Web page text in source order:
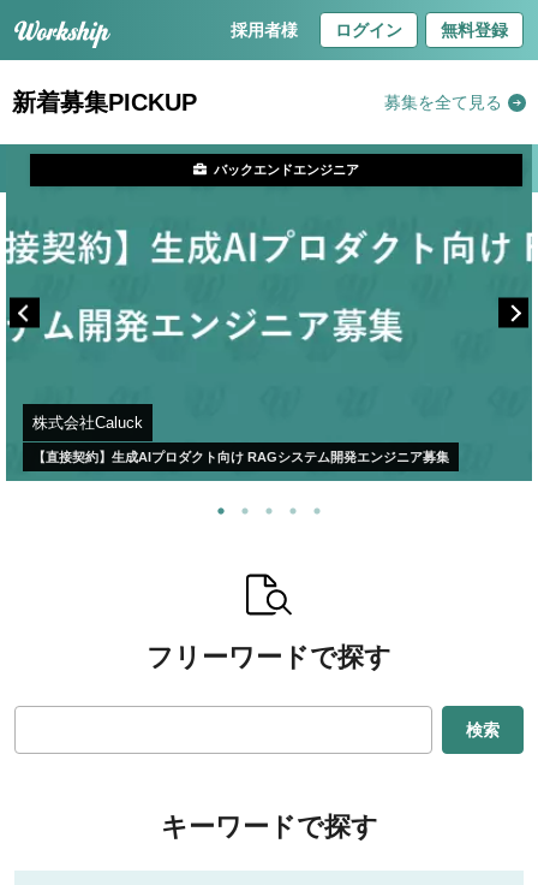
採用者様 ログイン 無料登録
新着募集PICKUP 募集を全て見る
株式会社Caluck
【直接契約】生成AIプロダクト向け RAGシステム開発エンジニア募集
バックエンドエンジニア
フリーワードで探す
検索
キーワードで探す